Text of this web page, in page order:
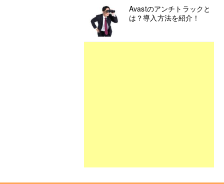
Avastのアンチトラックと
は？導入方法を紹介！